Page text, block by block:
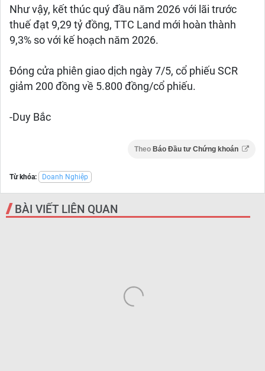
Như vậy, kết thúc quý đầu năm 2026 với lãi trước
thuế đạt 9,29 tỷ đồng, TTC Land mới hoàn thành
9,3% so với kế hoạch năm 2026.
Đóng cửa phiên giao dịch ngày 7/5, cổ phiếu SCR
giảm 200 đồng về 5.800 đồng/cổ phiếu.
-Duy Bắc
Theo Báo Đầu tư Chứng khoán
Từ khóa: Doanh Nghiệp
BÀI VIẾT LIÊN QUAN